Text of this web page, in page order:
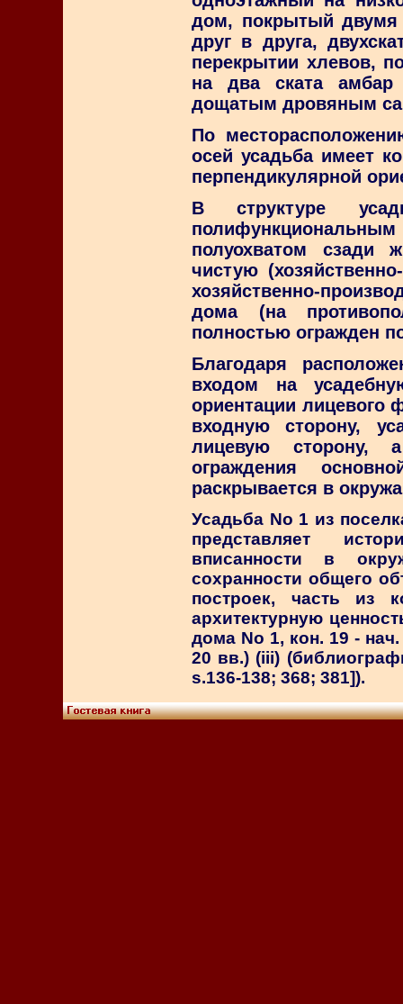
дом, покрытый двумя
друг в друга,
перекрытии хлевов,
на два ската амбар
дощатым дровяным
По
осей усадьба имеет
перпендикулярной
В структуре
полуохватом сзади
чистую
хозяйственно-
дома (на
полностью огражден
Благодаря
входом на
ориентации лицевого
входную сторону,
лицевую сторону,
ограждения
раскрывается в
Усадьба Nо 1 из
представляет
вписанности в
сохранности общего
построек, часть из
архитектурную
дома Nо 1, кон. 19 -
20 вв.) (iii)
s.136-138; 368; 381]).